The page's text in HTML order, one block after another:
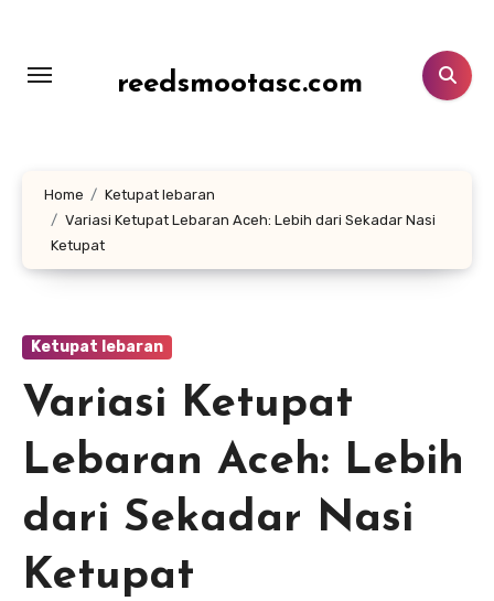
konten
reedsmootasc.com
Home
Ketupat lebaran
Variasi Ketupat Lebaran Aceh: Lebih dari Sekadar Nasi
Ketupat
Ketupat lebaran
Variasi Ketupat
Lebaran Aceh: Lebih
dari Sekadar Nasi
Ketupat